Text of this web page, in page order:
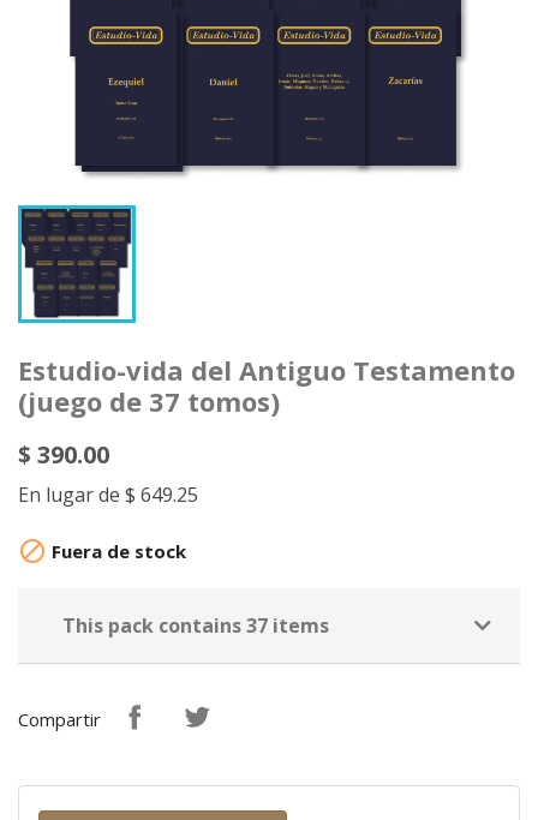
Estudio-vida del Antiguo Testamento
(juego de 37 tomos)
$ 390.00
En lugar de $ 649.25
 Fuera de stock
This pack contains 37 items
Compartir